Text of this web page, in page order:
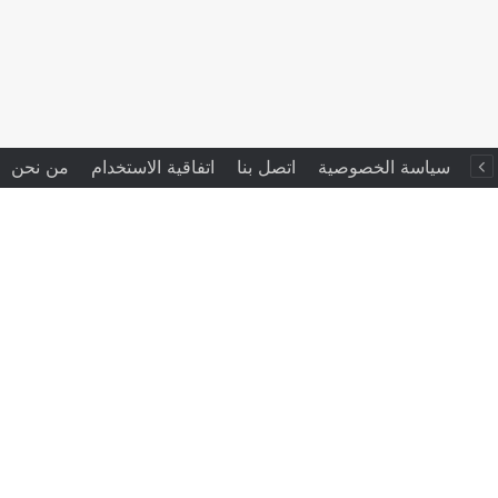
سياسة الخصوصية اتصل بنا اتفاقية الاستخدام من نحن